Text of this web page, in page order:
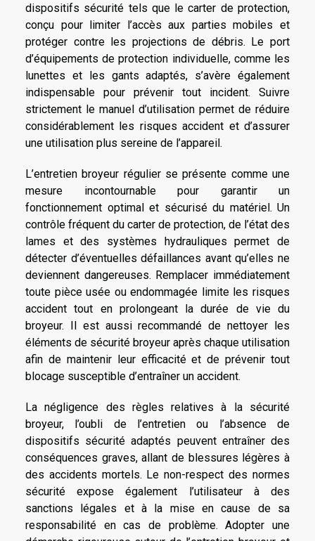
dispositifs sécurité tels que le carter de protection,
conçu pour limiter l’accès aux parties mobiles et
protéger contre les projections de débris. Le port
d’équipements de protection individuelle, comme les
lunettes et les gants adaptés, s’avère également
indispensable pour prévenir tout incident. Suivre
strictement le manuel d’utilisation permet de réduire
considérablement les risques accident et d’assurer
une utilisation plus sereine de l’appareil.
L’entretien broyeur régulier se présente comme une
mesure incontournable pour garantir un
fonctionnement optimal et sécurisé du matériel. Un
contrôle fréquent du carter de protection, de l’état des
lames et des systèmes hydrauliques permet de
détecter d’éventuelles défaillances avant qu’elles ne
deviennent dangereuses. Remplacer immédiatement
toute pièce usée ou endommagée limite les risques
accident tout en prolongeant la durée de vie du
broyeur. Il est aussi recommandé de nettoyer les
éléments de sécurité broyeur après chaque utilisation
afin de maintenir leur efficacité et de prévenir tout
blocage susceptible d’entraîner un accident.
La négligence des règles relatives à la sécurité
broyeur, l’oubli de l’entretien ou l’absence de
dispositifs sécurité adaptés peuvent entraîner des
conséquences graves, allant de blessures légères à
des accidents mortels. Le non-respect des normes
sécurité expose également l’utilisateur à des
sanctions légales et à la mise en cause de sa
responsabilité en cas de problème. Adopter une